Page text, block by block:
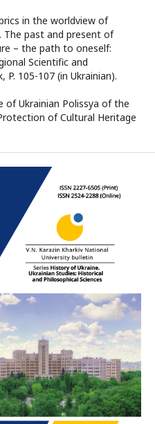
in the worldview of
The past and present of
– the path to oneself:
Scientific and
P. 105-107 (in Ukrainian).
of Ukrainian Polissya of the
of Cultural Heritage